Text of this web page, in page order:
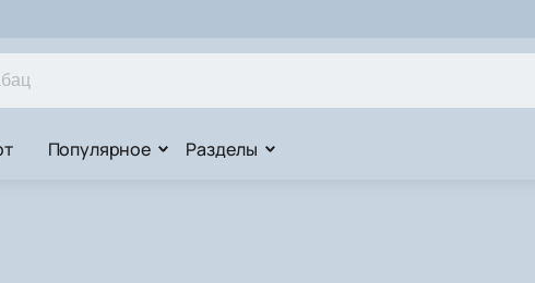
Популярное Разделы